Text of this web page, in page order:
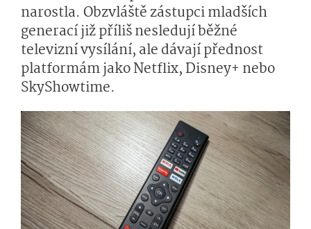
narostla. Obzvláště zástupci mladších
generací již příliš nesledují běžné
televizní vysílání, ale dávají přednost
platformám jako Netflix, Disney+ nebo
SkyShowtime.